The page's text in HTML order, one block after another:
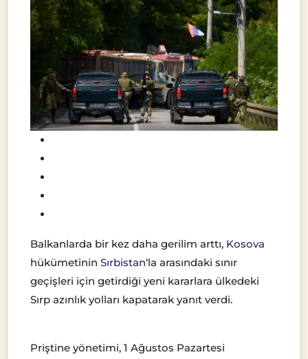
Balkanlarda bir kez daha gerilim arttı, Kosova
hükümetinin Sırbistan‘la arasındaki sınır
geçişleri için getirdiği yeni kararlara ülkedeki
Sırp azınlık yolları kapatarak yanıt verdi.
Priştine yönetimi, 1 Ağustos Pazartesi